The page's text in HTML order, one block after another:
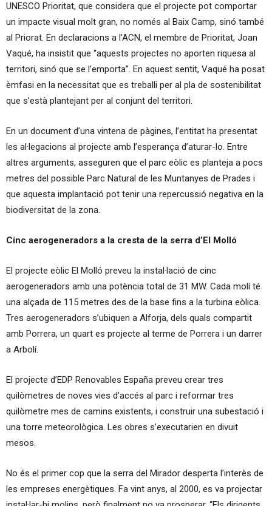
UNESCO Prioritat, que considera que el projecte pot comportar
un impacte visual molt gran, no només al Baix Camp, sinó també
al Priorat. En declaracions a l’ACN, el membre de Prioritat, Joan
Vaqué, ha insistit que “aquests projectes no aporten riquesa al
territori, sinó que se l’emporta”. En aquest sentit, Vaqué ha posat
èmfasi en la necessitat que es treballi per al pla de sostenibilitat
que s’està plantejant per al conjunt del territori.
En un document d’una vintena de pàgines, l’entitat ha presentat
les al·legacions al projecte amb l’esperança d’aturar-lo. Entre
altres arguments, asseguren que el parc eòlic es planteja a pocs
metres del possible Parc Natural de les Muntanyes de Prades i
que aquesta implantació pot tenir una repercussió negativa en la
biodiversitat de la zona.
Cinc aerogeneradors a la cresta de la serra d’El Molló
El projecte eòlic El Molló preveu la instal·lació de cinc
aerogeneradors amb una potència total de 31 MW. Cada molí té
una alçada de 115 metres des de la base fins a la turbina eòlica.
Tres aerogeneradors s’ubiquen a Alforja, dels quals compartit
amb Porrera, un quart es projecte al terme de Porrera i un darrer
a Arbolí.
El projecte d’EDP Renovables España preveu crear tres
quilòmetres de noves vies d’accés al parc i reformar tres
quilòmetre mes de camins existents, i construir una subestació i
una torre meteorològica. Les obres s’executarien en divuit
mesos.
No és el primer cop que la serra del Mirador desperta l’interès de
les empreses energètiques. Fa vint anys, al 2000, es va projectar